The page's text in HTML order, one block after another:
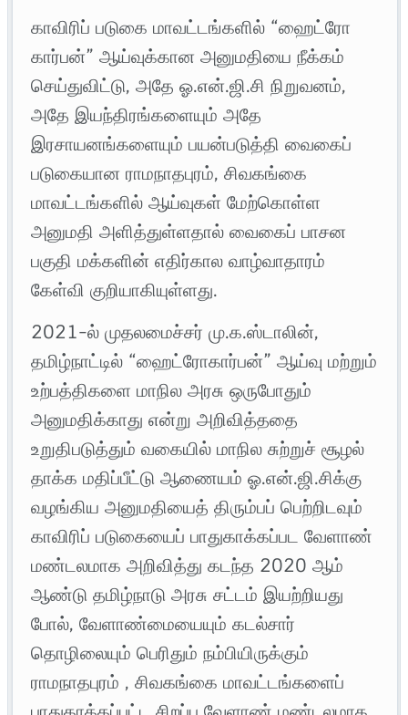
காவிரிப் படுகை மாவட்டங்களில் “ஹைட்ரோ
கார்பன்” ஆய்வுக்கான அனுமதியை நீக்கம்
செய்துவிட்டு, அதே ஓ.என்.ஜி.சி நிறுவனம்,
அதே இயந்திரங்களையும் அதே
இரசாயனங்களையும் பயன்படுத்தி வைகைப்
படுகையான ராமநாதபுரம்‌, சிவகங்கை
மாவட்டங்களில் ஆய்வுகள் மேற்கொள்ள
அனுமதி அளித்துள்ளதால் வைகைப் பாசன
பகுதி மக்களின் எதிர்கால வாழ்வாதாரம்
கேள்வி குறியாகியுள்ளது.
2021-ல் முதலமைச்சர் மு.க.ஸ்டாலின்,
தமிழ்நாட்டில் “ஹைட்ரோகார்பன்” ஆய்வு மற்றும்
உற்பத்திகளை மாநில அரசு ஒருபோதும்
அனுமதிக்காது என்று அறிவித்ததை
உறுதிபடுத்தும் வகையில் மாநில சுற்றுச் சூழல்
தாக்க மதிப்பீட்டு ஆணையம் ஓ.என்.ஜி.சிக்கு
வழங்கிய அனுமதியைத் திரும்பப் பெற்றிடவும்
காவிரிப் படுகையைப் பாதுகாக்கப்பட வேளாண்
மண்டலமாக அறிவித்து கடந்த 2020 ஆம்
ஆண்டு தமிழ்நாடு அரசு சட்டம் இயற்றியது
போல், வேளாண்மையையும் கடல்சார்
தொழிலையும் பெரிதும் நம்பியிருக்கும்
ராமநாதபுரம் , சிவகங்கை மாவட்டங்களைப்